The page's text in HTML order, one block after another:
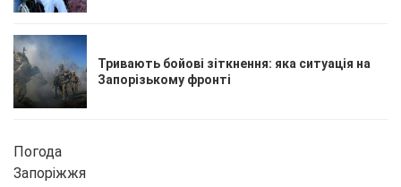
Тривають бойові зіткнення: яка ситуація на
Запорізькому фронті
Погода
Запоріжжя